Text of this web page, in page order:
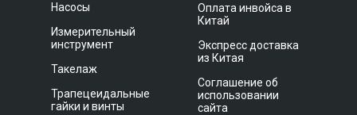
Насосы
Измерительный
инструмент
Такелаж
Трапецеидальные
гайки и винты
Оплата инвойса в
Китай
Экспресс доставка
из Китая
Соглашение об
использовании
сайта